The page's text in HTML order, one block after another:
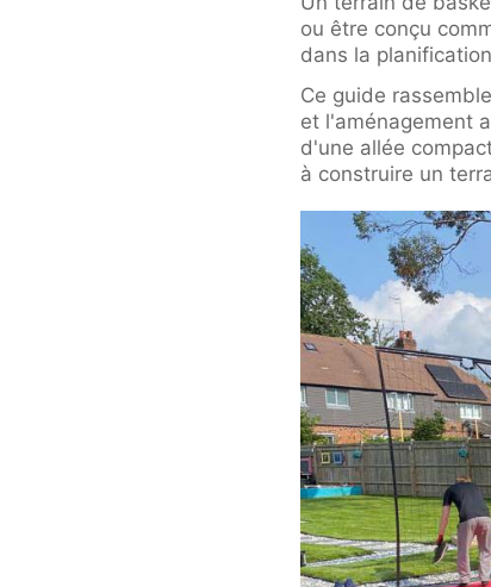
ou être conçu
dans la
Ce guide
et l'aménagement
d'une allée
à construire un